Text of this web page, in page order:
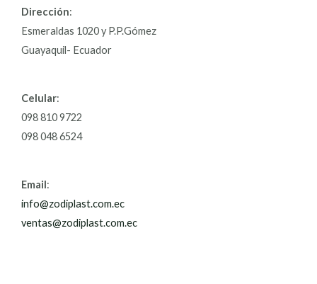
Dirección:
Esmeraldas 1020 y P.P.Gómez
Guayaquil- Ecuador
Celular:
098 810 9722
098 048 6524
Email:
info@zodiplast.com.ec
ventas@zodiplast.com.ec